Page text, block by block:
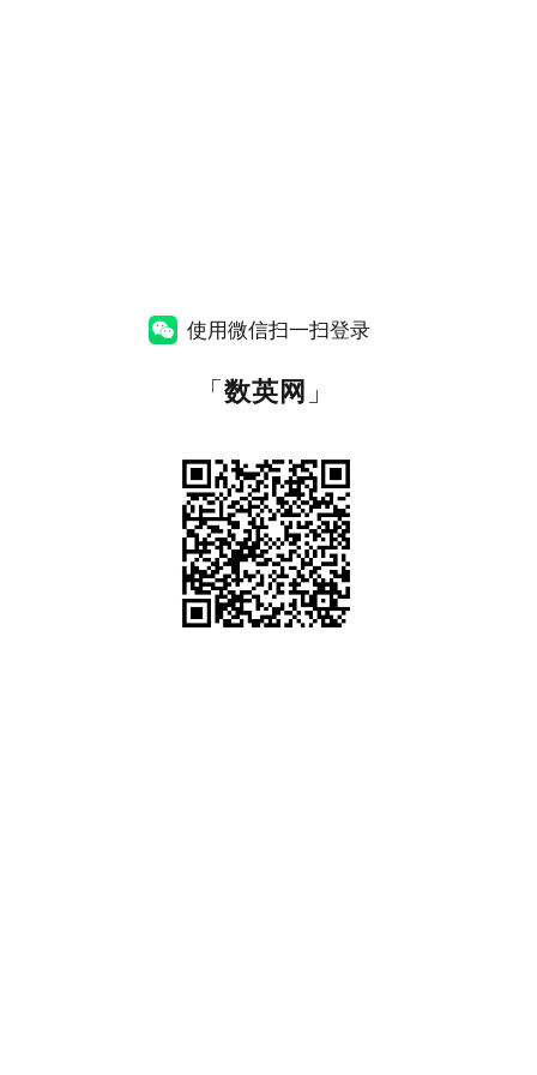
使用微信扫一扫登录
「数英网 」